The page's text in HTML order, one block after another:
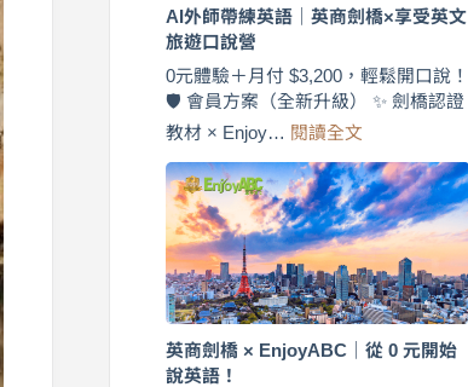
商
橋
×
EnjoyABC
遊
口
說
營
｜
月
付
$3,200，
AI外師帶練英語｜英商劍橋×享受英文
旅遊口說營
0元體驗＋月付 $3,200，輕鬆開口說！
🛡️ 會員方案（全新升級） ✨ 劍橋認證
教材 × Enjoy… 閱讀全文
外
師
帶
練
英
語
｜
英
英商劍橋 × EnjoyABC｜從 0 元開始
說英語！